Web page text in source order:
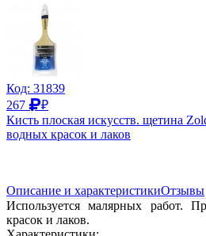
Код: 31839
267
₽
Кисть плоская искусств. щетина
водных красок и лаков
Описание и характеристикиОтзывы
Используется малярных работ.
красок и лаков.